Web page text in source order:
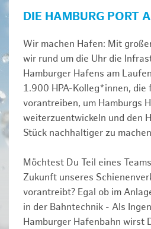
DIE HAMBURG PORT
Wir machen Hafen: Mit
wir rund um die Uhr die
Hamburger Hafens am
1.900 HPA-Kolleg*innen,
vorantreiben, um Hamburgs
weiterzuentwickeln und den
Stück nachhaltiger zu
Möchtest Du Teil eines
Zukunft unseres
vorantreibt? Egal ob im
in der Bahntechnik - Als
Hamburger Hafenbahn wirst